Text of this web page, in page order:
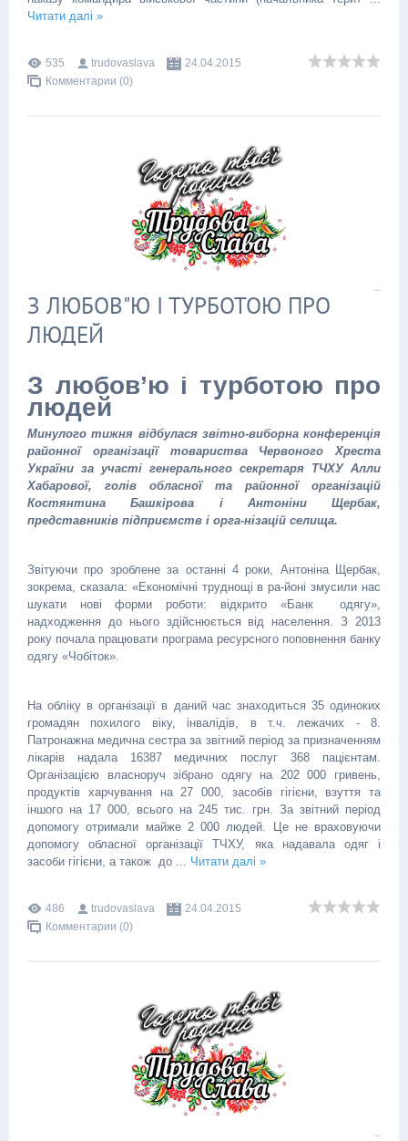
Читати далі »
535 trudovaslava
24.04.2015
Комментарии (0)
З ЛЮБОВ"Ю І ТУРБОТОЮ ПРО
ЛЮДЕЙ
З любов’ю і турботою про
людей
Минулого тижня відбулася звітно-виборна конференція
районної організації товариства Червоного Хреста
України за участі генерального секретаря ТЧХУ Алли
Хабарової, голів обласної та районної організацій
Костянтина Башкірова і Антоніни Щербак,
представників підприємств і орга-нізацій селища.
Звітуючи про зроблене за останні 4 роки, Антоніна Щербак,
зокрема, сказала: «Економічні труднощі в ра-йоні змусили нас
шукати нові форми роботи: відкрито «Банк одягу»,
надходження до нього здійснюється від населення. З 2013
року почала працювати програма ресурсного поповнення банку
одягу «Чобіток».
На обліку в організації в даний час знаходиться 35 одиноких
громадян похилого віку, інвалідів, в т.ч. лежачих - 8.
Патронажна медична сестра за звітний період за призначенням
лікарів надала 16387 медичних послуг 368 пацієнтам.
Організацією власноруч зібрано одягу на 202 000 гривень,
продуктів харчування на 27 000, засобів гігієни, взуття та
іншого на 17 000, всього на 245 тис. грн. За звітний період
допомогу отримали майже 2 000 людей. Це не враховуючи
допомогу обласної організації ТЧХУ, яка надавала одяг і
засоби гігієни, а також до
Читати далі »
486 trudovaslava
24.04.2015
Комментарии (0)